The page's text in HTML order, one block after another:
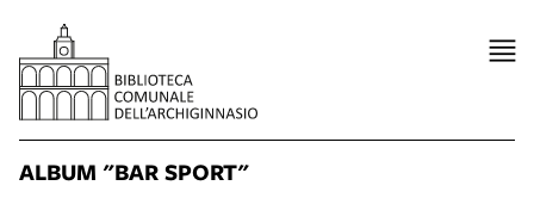
ALBUM "BAR SPORT"